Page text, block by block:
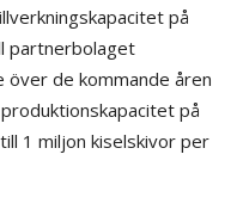
på
partnerbolaget
över de kommande åren
på
1 miljon kiselskivor per